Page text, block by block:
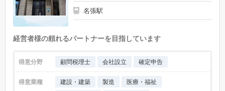
名張駅
経営者様の頼れるパートナーを目指しています
得意分野 顧問税理士 会社設立 確定申告
得意業種 建設・建築 製造
医療・福祉